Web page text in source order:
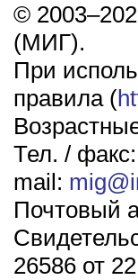
©
(МИГ).
При
правила (
Тел. /
mail:
Почтовый
26586 от